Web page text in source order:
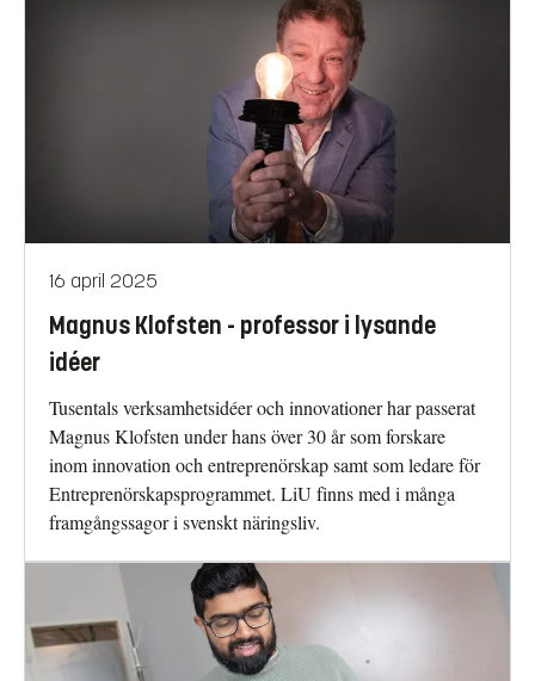
16 april 2025
Magnus Klofsten - professor i lysande
idéer
Tusentals verksamhetsidéer och innovationer har passerat
Magnus Klofsten under hans över 30 år som forskare
inom innovation och entreprenörskap samt som ledare för
Entreprenörskapsprogrammet. LiU finns med i många
framgångssagor i svenskt näringsliv.